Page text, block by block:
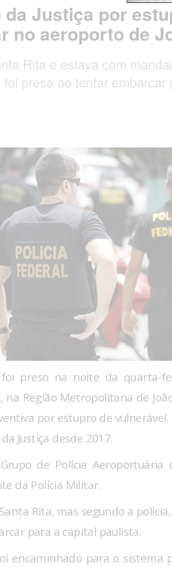
Justiça por
no aeroporto de
Rita e estava com
preso ao tentar
preso na noite da quarta-
na Região Metropolitana de
por estupro de vulnerável.
Justiça desde 2017.
de Polícia Aeroportuária
da Polícia Militar.
Rita, mas segundo a
para a capital paulista.
encaminhado para o sistema